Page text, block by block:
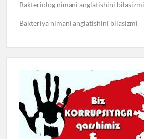
Bakteriolog nimani anglatishini bilasizmi
Bakteriya nimani anglatishini bilasizmi